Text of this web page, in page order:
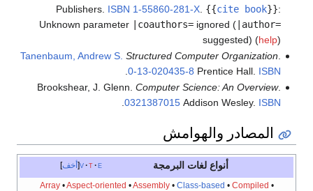
Publishers. ISBN 1-55860-281-X. {{cite book}}:
Unknown parameter |coauthors=ignored (|author=
suggested) (help)
Tanenbaum, Andrew S. Structured Computer Organization
Prentice Hall. ISBN
0-13-020435-8
Brookshear, J. Glenn. Computer Science: An Overview.
Addison Wesley. ISBN
0321387015
.
المصادر والهوامش
أخف v t e أنواع لغات البرمجة
Array•Aspect-oriented •Assembly• Class-based • Compiled •